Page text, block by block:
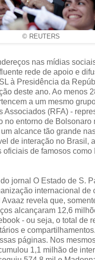
© REUTERS
nas mídias
rede de apoio e
à Presidência da
deste ano. Ao menos
a um mesmo
Associados (RFA) -
no entorno de Bolsonaro
alcance tão grande
de interação no Brasil,
oficiais de famosos como
jornal O Estado de S.
internacional de
revela que,
alcançaram 12,6
- ou seja, o total de
e
páginas. Nos
1,1 milhão de